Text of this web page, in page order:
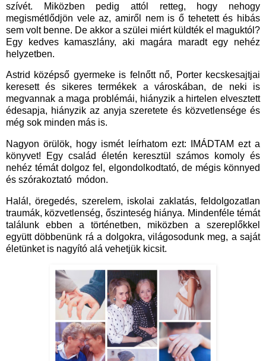
szívét. Miközben pedig attól retteg, hogy nehogy
megismétlődjön vele az, amiről nem is ő tehetett és hibás
sem volt benne. De akkor a szülei miért küldték el maguktól?
Egy kedves kamaszlány, aki magára maradt egy nehéz
helyzetben.
Astrid középső gyermeke is felnőtt nő, Porter kecskesajtjai
keresett és sikeres termékek a városkában, de neki is
megvannak a maga problémái, hiányzik a hirtelen elvesztett
édesapja, hiányzik az anyja szeretete és közvetlensége és
még sok minden más is.
Nagyon örülök, hogy ismét leírhatom ezt: IMÁDTAM ezt a
könyvet! Egy család életén keresztül számos komoly és
nehéz témát dolgoz fel, elgondolkodtató, de mégis könnyed
és szórakoztató módon.
Halál, öregedés, szerelem, iskolai zaklatás, feldolgozatlan
traumák, közvetlenség, őszinteség hiánya. Mindenféle témát
találunk ebben a történetben, miközben a szereplőkkel
együtt döbbenünk rá a dolgokra, világosodunk meg, a saját
életünket is nagyító alá vehetjük kicsit.